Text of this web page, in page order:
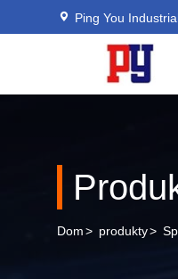
Ping You
Dom> produkty>